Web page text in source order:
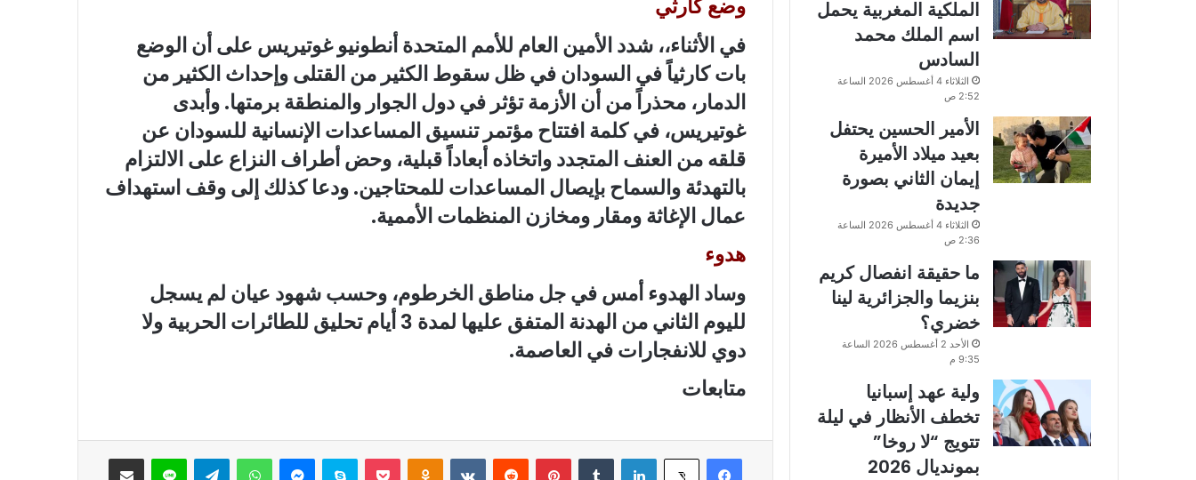
وضع كارثي
في الأثناء،، شدد الأمين العام للأمم المتحدة أنطونيو غوتيريس على أن الوضع
بات كارثياً في السودان في ظل سقوط الكثير من القتلى وإحداث الكثير من
الدمار، محذراً من أن الأزمة تؤثر في دول الجوار والمنطقة برمتها. وأبدى
غوتيريس، في كلمة افتتاح مؤتمر تنسيق المساعدات الإنسانية للسودان عن
قلقه من العنف المتجدد واتخاذه أبعاداً قبلية، وحض أطراف النزاع على الالتزام
بالتهدئة والسماح بإيصال المساعدات للمحتاجين. ودعا كذلك إلى وقف استهداف
عمال الإغاثة ومقار ومخازن المنظمات الأممية.
هدوء
وساد الهدوء أمس في جل مناطق الخرطوم، وحسب شهود عيان لم يسجل
لليوم الثاني من الهدنة المتفق عليها لمدة 3 أيام تحليق للطائرات الحربية ولا
دوي للانفجارات في العاصمة.
متابعات
فيسبوك ‫X لينكدإن بينتيريست سكايب واتساب لاين
الملكية المغربية يحمل
اسم الملك محمد
السادس
الثلاثاء 4 أغسطس 2026 الساعة
2:52 ص
الأمير الحسين يحتفل
بعيد ميلاد الأميرة
إيمان الثاني بصورة
جديدة
الثلاثاء 4 أغسطس 2026 الساعة
2:36 ص
ما حقيقة انفصال كريم
بنزيما والجزائرية لينا
خضري؟
الأحد 2 أغسطس 2026 الساعة
9:35 م
ولية عهد إسبانيا
تخطف الأنظار في ليلة
تتويج “لا روخا”
بمونديال 2026